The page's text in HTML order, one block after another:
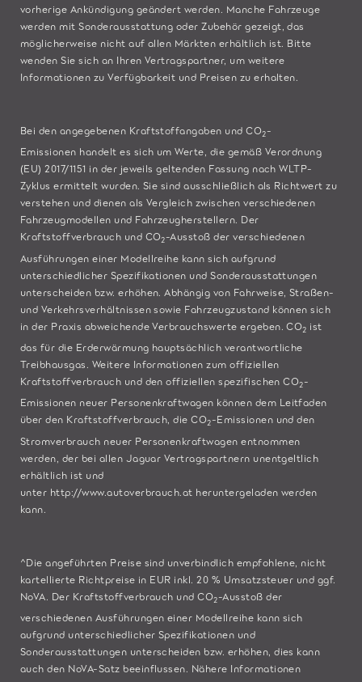
vorherige Ankündigung geändert werden. Manche Fahrzeuge
werden mit Sonderausstattung oder Zubehör gezeigt, das
möglicherweise nicht auf allen Märkten erhältlich ist. Bitte
wenden Sie sich an Ihren Vertragspartner, um weitere
Informationen zu Verfügbarkeit und Preisen zu erhalten.
Bei den angegebenen Kraftstoffangaben und CO2-
Emissionen handelt es sich um Werte, die gemäß Verordnung
(EU) 2017/1151 in der jeweils geltenden Fassung nach WLTP-
Zyklus ermittelt wurden. Sie sind ausschließlich als Richtwert zu
verstehen und dienen als Vergleich zwischen verschiedenen
Fahrzeugmodellen und Fahrzeugherstellern. Der
Kraftstoffverbrauch und CO2-Ausstoß der verschiedenen
Ausführungen einer Modellreihe kann sich aufgrund
unterschiedlicher Spezifikationen und Sonderausstattungen
unterscheiden bzw. erhöhen. Abhängig von Fahrweise, Straßen-
und Verkehrsverhältnissen sowie Fahrzeugzustand können sich
in der Praxis abweichende Verbrauchswerte ergeben. CO2 ist
das für die Erderwärmung hauptsächlich verantwortliche
Treibhausgas. Weitere Informationen zum offiziellen
Kraftstoffverbrauch und den offiziellen spezifischen CO2-
Emissionen neuer Personenkraftwagen können dem Leitfaden
über den Kraftstoffverbrauch, die CO2-Emissionen und den
Stromverbrauch neuer Personenkraftwagen entnommen
werden, der bei allen Jaguar Vertragspartnern unentgeltlich
erhältlich ist und
unter http://www.autoverbrauch.at heruntergeladen werden
kann.
^Die angeführten Preise sind unverbindlich empfohlene, nicht
kartellierte Richtpreise in EUR inkl. 20 % Umsatzsteuer und ggf.
NoVA. Der Kraftstoffverbrauch und CO2-Ausstoß der
verschiedenen Ausführungen einer Modellreihe kann sich
aufgrund unterschiedlicher Spezifikationen und
Sonderausstattungen unterscheiden bzw. erhöhen, dies kann
auch den NoVA-Satz beeinflussen. Nähere Informationen